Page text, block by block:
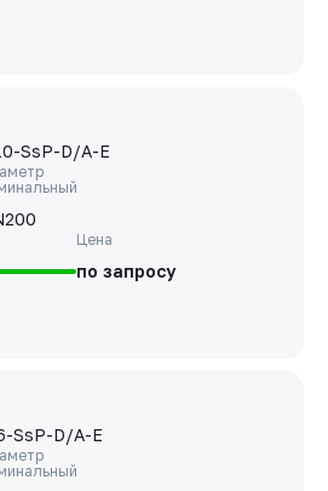
SsP-D/A-E
Цена
по запросу
SsP-D/A-E